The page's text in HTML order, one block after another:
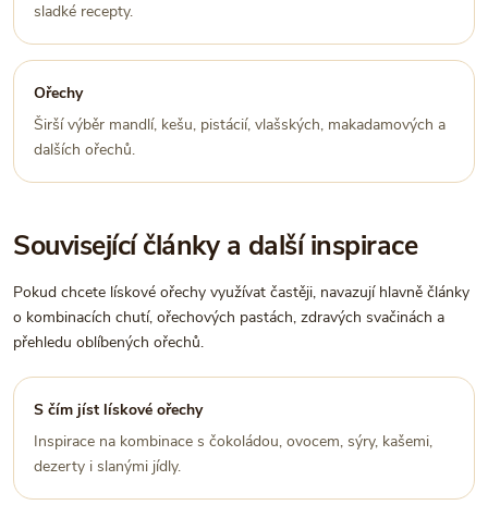
sladké recepty.
Ořechy
Širší výběr mandlí, kešu, pistácií, vlašských, makadamových a
dalších ořechů.
Související články a další inspirace
Pokud chcete lískové ořechy využívat častěji, navazují hlavně články
o kombinacích chutí, ořechových pastách, zdravých svačinách a
přehledu oblíbených ořechů.
S čím jíst lískové ořechy
Inspirace na kombinace s čokoládou, ovocem, sýry, kašemi,
dezerty i slanými jídly.